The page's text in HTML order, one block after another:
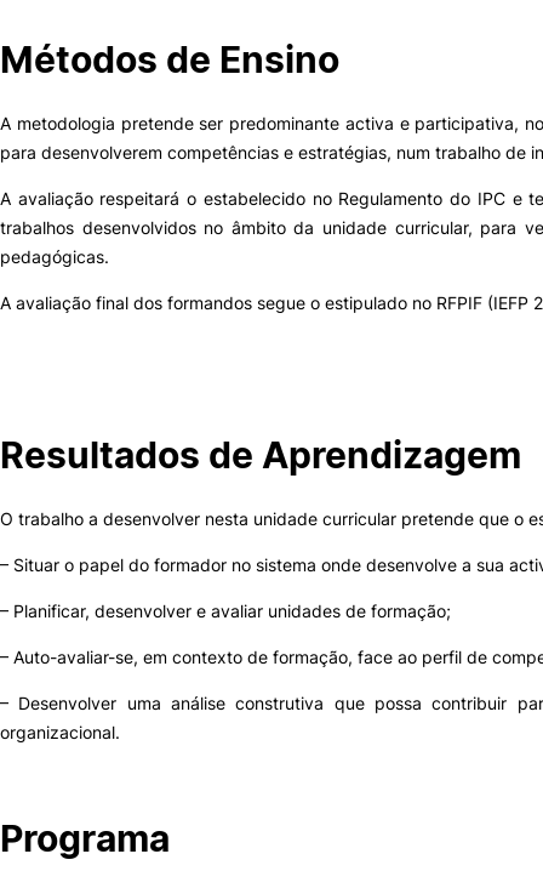
Alumni
Projetos PRR
Eventos
Métodos de Ensino
A metodologia pretende ser predominante activa e participativa,
para desenvolverem competências e estratégias, num trabalho de
A avaliação respeitará o estabelecido no Regulamento do IPC e
trabalhos desenvolvidos no âmbito da unidade curricular, para
pedagógicas.
A avaliação final dos formandos segue o estipulado no RFPIF (IEFP
Resultados de Aprendizagem
O trabalho a desenvolver nesta unidade curricular pretende que o
– Situar o papel do formador no sistema onde desenvolve a sua
– Planificar, desenvolver e avaliar unidades de formação;
– Auto-avaliar-se, em contexto de formação, face ao perfil de
– Desenvolver uma análise construtiva que possa contribuir
organizacional.
Programa